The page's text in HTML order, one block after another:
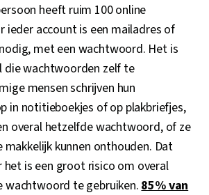
heeft ruim 100 online
ieder account is een mailadres of
met een wachtwoord. Het is
die wachtwoorden zelf te
mensen schrijven hun
in notitieboekjes of op plakbriefjes,
overal hetzelfde wachtwoord, of ze
makkelijk kunnen onthouden. Dat
het is een groot risico om overal
wachtwoord te gebruiken. 85% van